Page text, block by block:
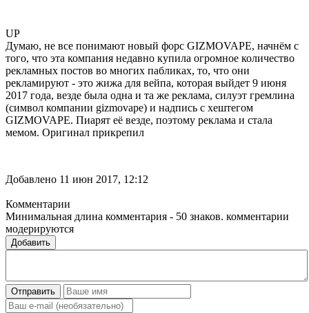
UP
Думаю, не все понимают новый форс GIZMOVAPE, начнём с
того, что эта компания недавно купила огромное количество
рекламных постов во многих пабликах, то, что они
рекламируют - это жижа для вейпа, которая выйдет 9 июня
2017 года, везде была одна и та же реклама, силуэт гремлина
(символ компании gizmovape) и надпись с хештегом
GIZMOVAPE. Пиарят её везде, поэтому реклама и стала
мемом. Оригинал прикрепил
Добавлено 11 июн 2017, 12:12
Комментарии
Минимальная длина комментария - 50 знаков. комментарии
модерируются
Добавить
Отправить